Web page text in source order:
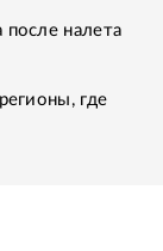
налета
где